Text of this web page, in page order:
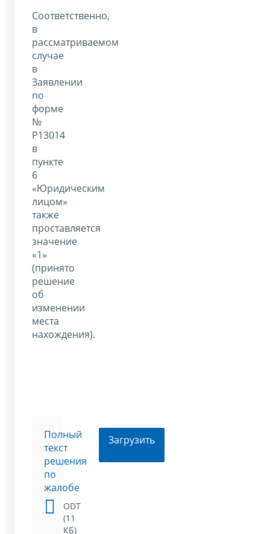
Соответственно,
в
рассматриваемом
случае
в
Заявлении
по
форме
№
Р13014
в
пункте
6
«Юридическим
лицом»
также
проставляется
значение
«1»
(принято
решение
об
изменении
места
нахождения).
Полный
текст
решения
по
жалобе
ODT
(11
КБ)
Загрузить